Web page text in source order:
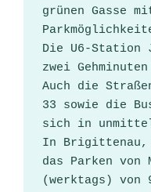
grünen Gasse
Die U6-
zwei
Auch die
33 sowie die
sich in
In Brigittenau,
das Parken von
(werktags) von